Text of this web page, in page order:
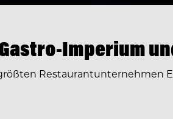
Imperium